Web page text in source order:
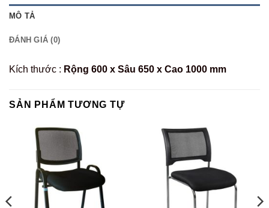
MÔ TẢ
ĐÁNH GIÁ (0)
Kích thước : Rộng 600 x Sâu 650 x Cao 1000 mm
SẢN PHẨM TƯƠNG TỰ